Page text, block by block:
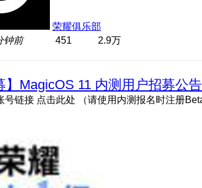
荣耀俱乐部
钟前 451 2.9万
】MagicOS 11 内测用户招募公告